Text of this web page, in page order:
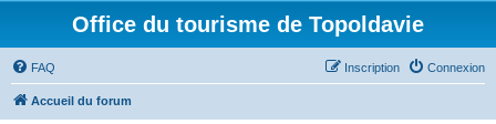
Office du tourisme de Topoldavie
FAQ Connexion
Inscription
Accueil du forum